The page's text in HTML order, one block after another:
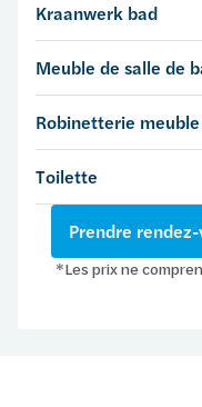
Kraanwerk bad
Meuble de salle de
Robinetterie
Toilette
Prendre
*Les prix ne